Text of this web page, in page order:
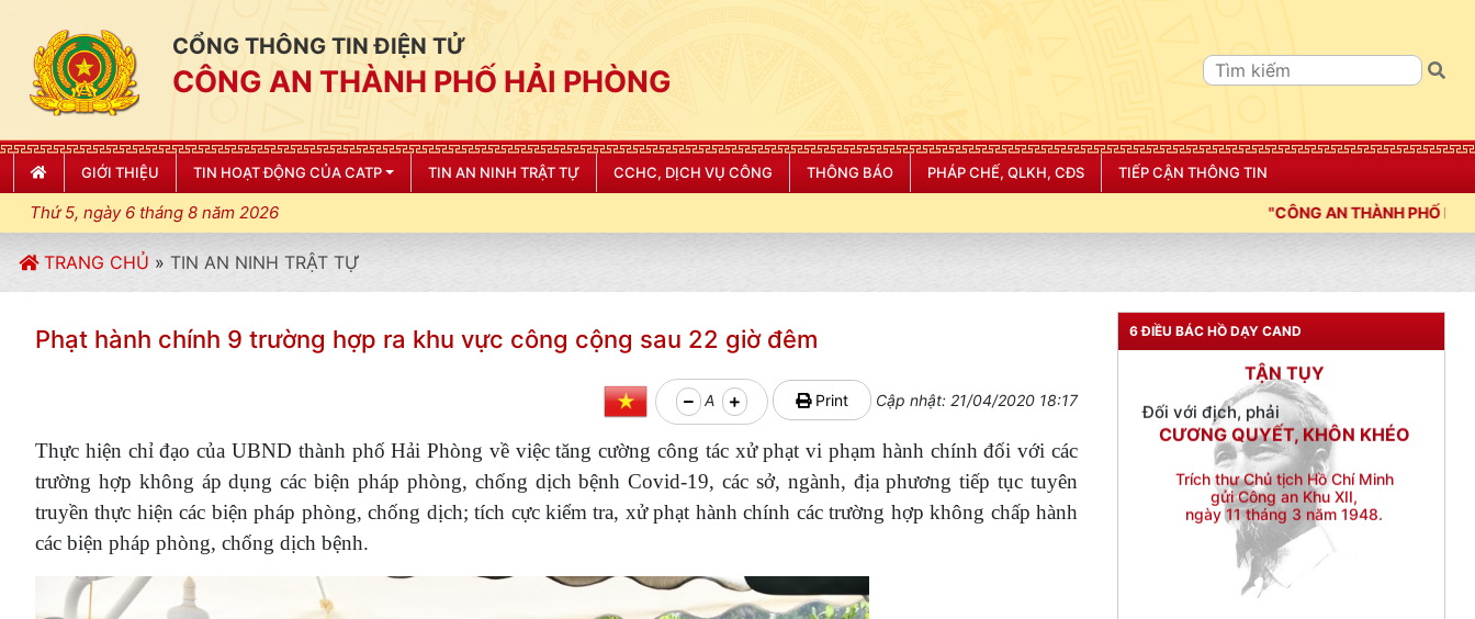
CỔNG THÔNG TIN ĐIỆN TỬ
CÔNG AN THÀNH PHỐ HẢI PHÒNG
GIỚI THIỆU TIN HOẠT ĐỘNG CỦA CATP TIN AN NINH TRẬT TỰ CCHC, DỊCH VỤ CÔNG THÔNG BÁO PHÁP CHẾ, QLKH, CĐS TIẾP CẬN THÔNG TIN
Thứ 5, ngày 6 tháng 8 năm 2026 "CÔNG AN THÀNH PHỐ HẢI PHÒNG SIẾT
TRANG CHỦ » TIN AN NINH TRẬT TỰ
Phạt hành chính 9 trường hợp ra khu vực công cộng sau 22 giờ đêm
A Print Cập nhật: 21/04/2020 18:17
Thực hiện chỉ đạo của UBND thành phố Hải Phòng về việc tăng cường công tác xử phạt vi phạm hành chính đối với các
trường hợp không áp dụng các biện pháp phòng, chống dịch bệnh Covid-19, các sở, ngành, địa phương tiếp tục tuyên
truyền thực hiện các biện pháp phòng, chống dịch; tích cực kiểm tra, xử phạt hành chính các trường hợp không chấp hành
các biện pháp phòng, chống dịch bệnh.
6 ĐIỀU BÁC HỒ DẠY CAND
Đối với tự mình, phải
CẦN, KIỆM, LIÊM, CHÍNH
THÂN ÁI GIÚP ĐỠ
Đối với chính phủ, phải
TUYỆT ĐỐI TRUNG THÀNH
Đối với nhân dân, phải
Đối với công việc, phải
TẬN TỤY
Đối với địch, phải
CƯƠNG QUYẾT, KHÔN KHÉO
Trích thư Chủ tịch Hồ Chí Minh
gửi Công an Khu XII,
ngày 11 tháng 3 năm 1948.